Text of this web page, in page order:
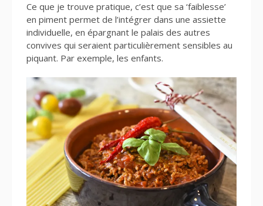
Ce que je trouve pratique, c’est que sa ‘faiblesse’
en piment permet de l’intégrer dans une assiette
individuelle, en épargnant le palais des autres
convives qui seraient particulièrement sensibles au
piquant. Par exemple, les enfants.